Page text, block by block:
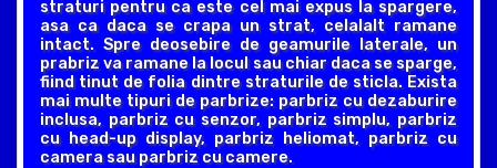
straturi pentru ca este cel mai expus la spargere,
asa ca daca se crapa un strat, celalalt ramane
intact. Spre deosebire de geamurile laterale, un
prabriz va ramane la locul sau chiar daca se sparge,
fiind tinut de folia dintre straturile de sticla. Exista
mai multe tipuri de parbrize: parbriz cu dezaburire
inclusa, parbriz cu senzor, parbriz simplu, parbriz
cu head-up display, parbriz heliomat, parbriz cu
camera sau parbriz cu camere.